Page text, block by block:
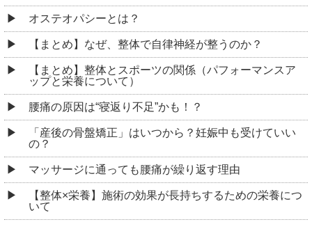
オステオパシーとは？
【まとめ】なぜ、整体で自律神経が整うのか？
【まとめ】整体とスポーツの関係（パフォーマンスア
ップと栄養について）
腰痛の原因は“寝返り不足”かも！？
「産後の骨盤矯正」はいつから？妊娠中も受けていい
の？
マッサージに通っても腰痛が繰り返す理由
【整体×栄養】施術の効果が長持ちするための栄養につ
いて